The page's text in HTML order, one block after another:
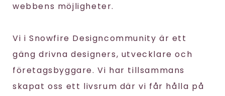
webbens möjligheter.
Vi i Snowfire Designcommunity är ett
gäng drivna designers, utvecklare och
företagsbyggare. Vi har tillsammans
skapat oss ett livsrum där vi får hålla på